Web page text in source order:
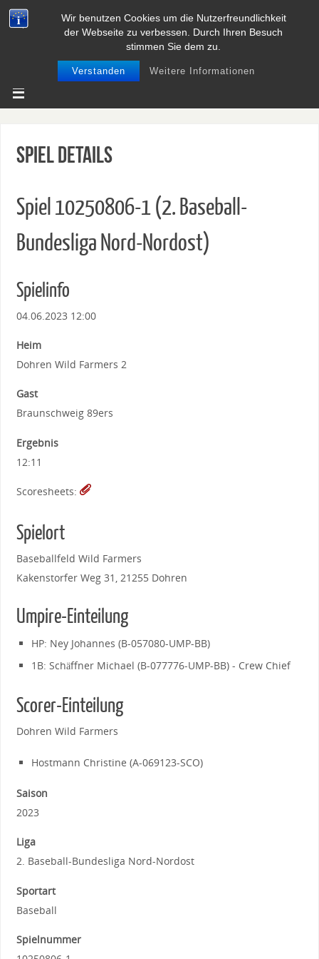
Wir benutzen Cookies um die Nutzerfreundlichkeit
der Webseite zu verbessen. Durch Ihren Besuch
stimmen Sie dem zu.
Verstanden Weitere Informationen
BASEBALL UND SOFTBALL IN
NIEDERSACHSEN
Spiel Details
Spiel 10250806-1 (2. Baseball-
Bundesliga Nord-Nordost)
Spielinfo
04.06.2023 12:00
Heim
Dohren Wild Farmers 2
Gast
Braunschweig 89ers
Ergebnis
12:11
Scoresheets:
Spielort
Baseballfeld Wild Farmers
Kakenstorfer Weg 31, 21255 Dohren
Umpire-Einteilung
HP: Ney Johannes (B-057080-UMP-BB)
1B: Schäffner Michael (B-077776-UMP-BB) - Crew Chief
Scorer-Einteilung
Dohren Wild Farmers
Hostmann Christine (A-069123-SCO)
Saison
2023
Liga
2. Baseball-Bundesliga Nord-Nordost
Sportart
Baseball
Spielnummer